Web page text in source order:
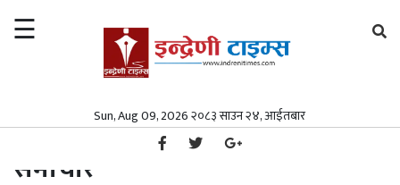
☰
Sun, Aug 09, 2026 २०८३ साउन २४, आईतबार
गृहपृष्ठ/ समाचार
समाचार